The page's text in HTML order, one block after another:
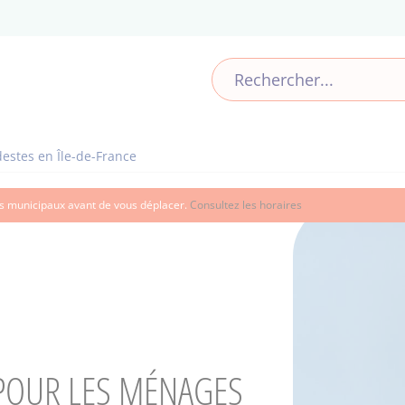
avant de vous déplacer. Consultez les horaires
en Île-de-France
LES MÉNAGES